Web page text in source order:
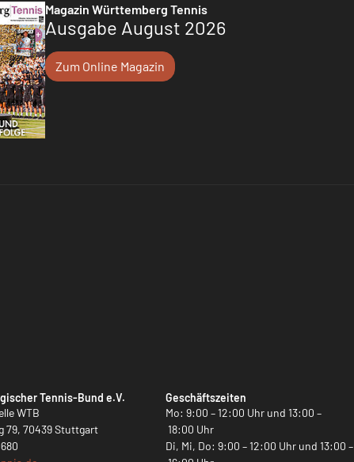
Magazin Württemberg Tennis
Ausgabe August 2026
Zum Online Magazin
Tennis-Bund e.V.
WTB
79, 70439 Stuttgart
Geschäftszeiten
Mo: 9:00 – 12:00 Uhr und 13:00 –
18:00 Uhr
Di, Mi, Do: 9:00 – 12:00 Uhr und 13:00 –